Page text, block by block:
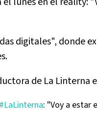
digitales", donde
de La
#LaLinterna: "Voy a estar